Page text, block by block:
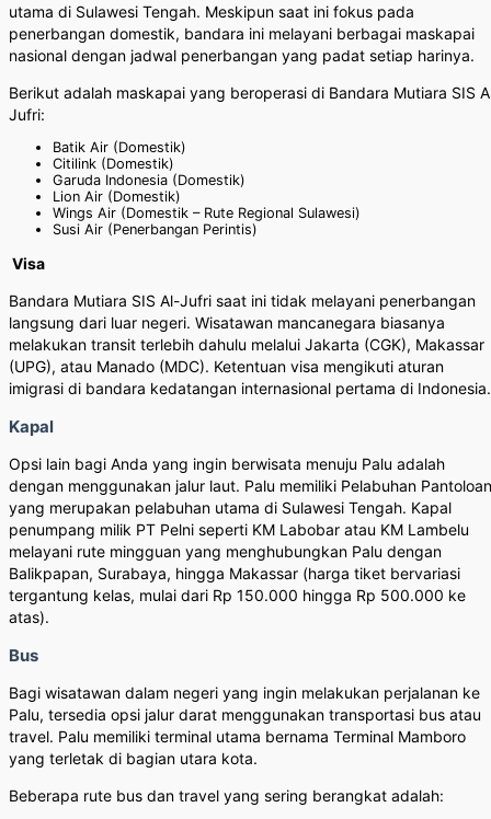
utama di Sulawesi Tengah. Meskipun saat ini fokus pada
penerbangan domestik, bandara ini melayani berbagai maskapai
nasional dengan jadwal penerbangan yang padat setiap harinya.
Berikut adalah maskapai yang beroperasi di Bandara Mutiara SIS
Jufri:
Batik Air (Domestik)
Citilink (Domestik)
Garuda Indonesia (Domestik)
Lion Air (Domestik)
Wings Air (Domestik – Rute Regional Sulawesi)
Susi Air (Penerbangan Perintis)
Visa
Bandara Mutiara SIS Al-Jufri saat ini tidak melayani penerbangan
langsung dari luar negeri. Wisatawan mancanegara biasanya
melakukan transit terlebih dahulu melalui Jakarta (CGK), Makassar
(UPG), atau Manado (MDC). Ketentuan visa mengikuti aturan
imigrasi di bandara kedatangan internasional pertama di Indonesia.
Kapal
Opsi lain bagi Anda yang ingin berwisata menuju Palu adalah
dengan menggunakan jalur laut. Palu memiliki Pelabuhan Pantoloan
yang merupakan pelabuhan utama di Sulawesi Tengah. Kapal
penumpang milik PT Pelni seperti KM Labobar atau KM Lambelu
melayani rute mingguan yang menghubungkan Palu dengan
Balikpapan, Surabaya, hingga Makassar (harga tiket bervariasi
tergantung kelas, mulai dari Rp 150.000 hingga Rp 500.000 ke
atas).
Bus
Bagi wisatawan dalam negeri yang ingin melakukan perjalanan ke
Palu, tersedia opsi jalur darat menggunakan transportasi bus atau
travel. Palu memiliki terminal utama bernama Terminal Mamboro
yang terletak di bagian utara kota.
Beberapa rute bus dan travel yang sering berangkat adalah: